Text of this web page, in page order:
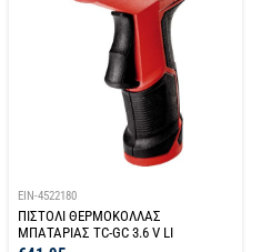
EIN-4522180
ΠΙΣΤΟΛΙ ΘΕΡΜΟΚΟΛΛΑΣ
ΜΠΑΤΑΡΙΑΣ TC-GC 3.6 V LI